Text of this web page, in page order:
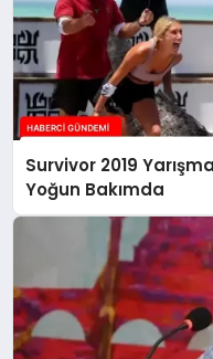
Survivor 2019
Yoğun Bakımda